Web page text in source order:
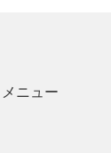
ニュー